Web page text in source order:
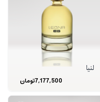
لنیا
7,177,500تومان